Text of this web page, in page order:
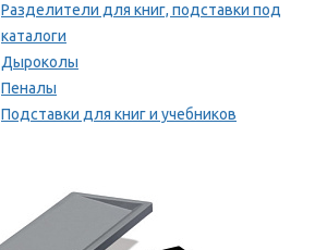
Разделители для книг, подставки под
каталоги
Дыроколы
Пеналы
Подставки для книг и учебников